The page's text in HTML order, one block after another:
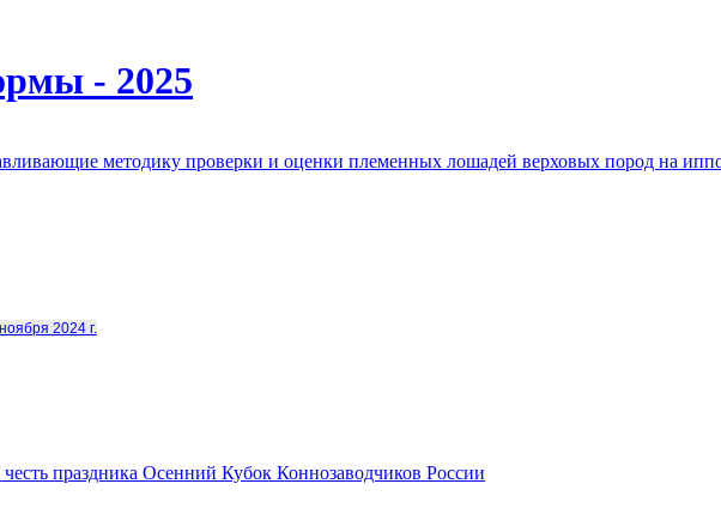
- 2025
методику проверки и оценки племенных лошадей верховых пород на
2024 г.
праздника Осенний Кубок Коннозаводчиков России